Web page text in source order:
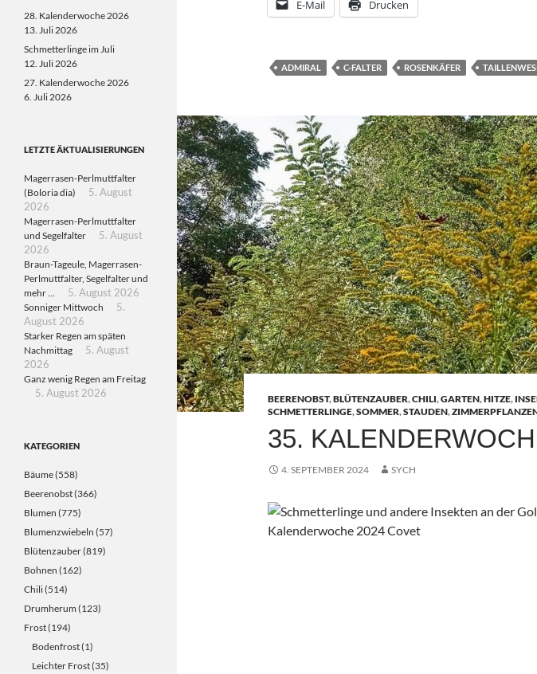
E-Mail Drucken
ADMIRAL C-FALTER ROSENKÄFER
BEERENOBST,BLÜTENZAUBER,CHILI,GARTEN,HITZE,
SCHMETTERLINGE,SOMMER,STAUDEN,
35.
4. SEPTEMBER 2024 SYCH
28. Kalenderwoche 2026
13. Juli 2026
Schmetterlinge im Juli
12. Juli 2026
27. Kalenderwoche 2026
6. Juli 2026
LETZTE ÄKTUALISIERUNGEN
Magerrasen-Perlmuttfalter
(Boloria dia)
5. August
2026
Magerrasen-Perlmuttfalter
und Segelfalter
5. August
2026
Braun-Tageule, Magerrasen-
Perlmuttfalter, Segelfalter und
mehr …
5. August 2026
Sonniger Mittwoch
5.
August 2026
Starker Regen am späten
Nachmittag
5. August
2026
Ganz wenig Regen am Freitag
5. August 2026
KATEGORIEN
Bäume(558)
Beerenobst(366)
Blumen (775)
Blumenzwiebeln (57)
Blütenzauber(819)
Bohnen (162)
Chili(514)
Drumherum (123)
Frost(194)
Bodenfrost(1)
Leichter Frost(35)